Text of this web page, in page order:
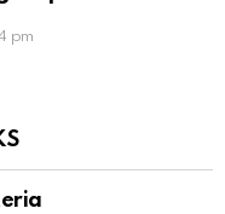
pm